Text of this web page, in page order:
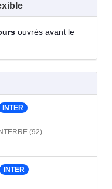
ouvrés avant le
INTER
(92)
INTER